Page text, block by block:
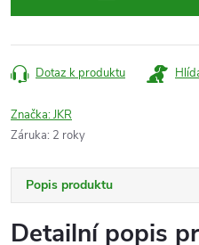
Dotaz k produktu
Značka:JKR
Záruka: 2 roky
Popis produktu
Detailní popis